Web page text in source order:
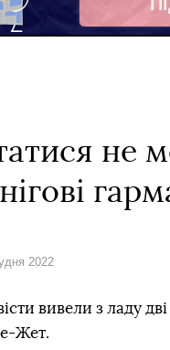
не
2022
вивели з ладу
Жет.